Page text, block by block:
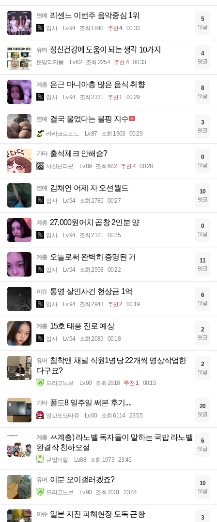
연예 리센느 이번주 음악중심 1위
입사 Lv.94 조회 1840 추천 4 00:33
5
댓글
유머 정신건강에 도움이 되는 생각 10가지
분당리자몽 Lv.62 조회 2254 추천 4 00:33
4
댓글
계층 은근 마니아층 많은 음식 취향
입사 Lv.94 조회 2331 추천 1 00:29
8
댓글
연예 결국 울었다는 블핑 지수
라라크로포드 Lv.87 조회 1903 00:29
3
댓글
기타 출석체크 안해슴?
사실난라쿤 Lv.89 조회 682 추천 4 00:28
0
댓글
연예 김채연 어제 자 오션월드
입사 Lv.94 조회 2785 00:27
10
댓글
계층 27,000원어치 곱창 2인분 양
입사 Lv.94 조회 2121 00:25
0
댓글
계층 오늘로써 완벽히 증명된 거
입사 Lv.94 조회 2958 00:22
11
댓글
이슈 통영 살인사건 현상금 1억
입사 Lv.94 조회 2943 추천 2 00:19
6
댓글
계층 15호 태풍 진로 예상
입사 Lv.94 조회 2089 00:18
2
댓글
유머 침착맨 채널 직원1명당 22개씩 영상작업한
다구요?
드라고노브 Lv.90 조회 2918 추천 1 00:15
2
댓글
기타 폴드8 일주일 써본 후기....
암꼬또모타쥬 Lv.60 조회 6114 23:55
20
댓글
계층 ㅆ계층) 라노벨 독자들이 말하는 국밥 라노벨
완결작 천하오절
큐땁이알 Lv.88 조회 1973 23:45
6
댓글
유머 이분 오이갤러겠죠?
드라고노브 Lv.90 조회 2031 23:44
10
댓글
이슈 일본 지진 피해현장 도독 근황 3